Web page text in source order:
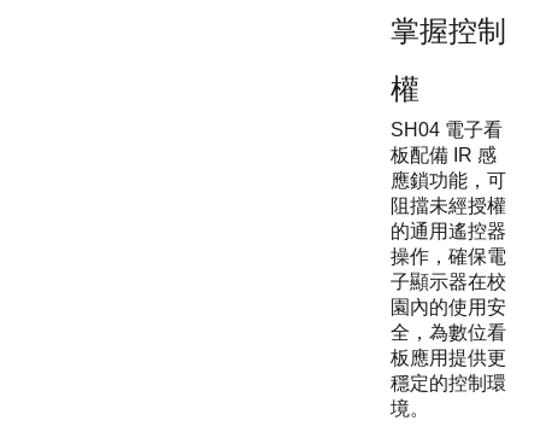
掌握控制
權
SH04 電子看
板配備 IR 感
應鎖功能，可
阻擋未經授權
的通用遙控器
操作，確保電
子顯示器在校
園內的使用安
全，為數位看
板應用提供更
穩定的控制環
境。